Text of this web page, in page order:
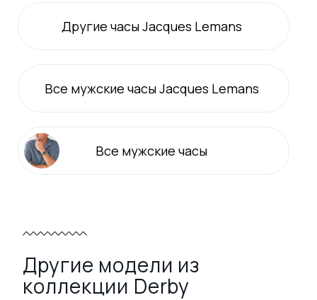
Другие часы Jacques Lemans
Все мужские часы Jacques Lemans
Все мужские часы
Другие модели из
коллекции Derby